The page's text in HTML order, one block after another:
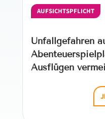
AUFSICHTSPFLICHT
Unfallgefahren
Ausflügen